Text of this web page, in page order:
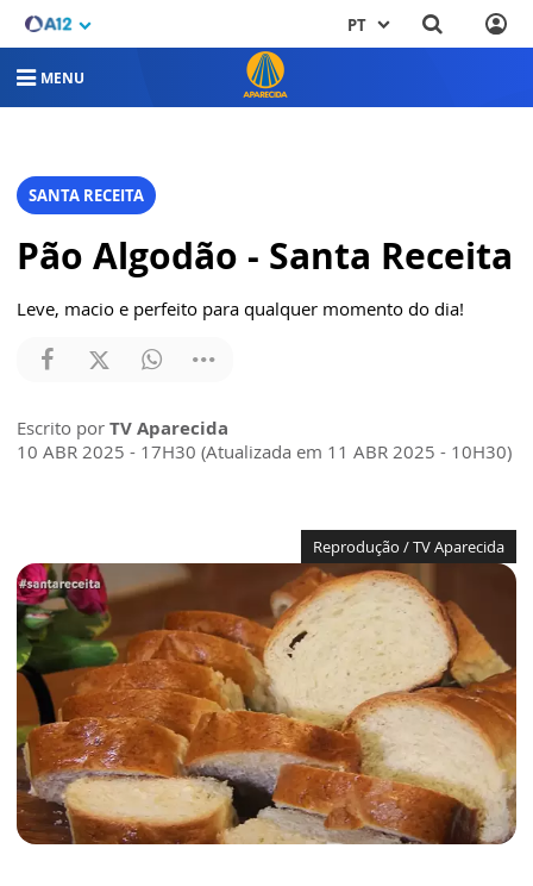
PT
MENU
SANTA RECEITA
Pão Algodão - Santa Receita
Leve, macio e perfeito para qualquer momento do dia!
Escrito por TV Aparecida
10 ABR 2025 - 17H30 (Atualizada em 11 ABR 2025 - 10H30)
Reprodução / TV Aparecida